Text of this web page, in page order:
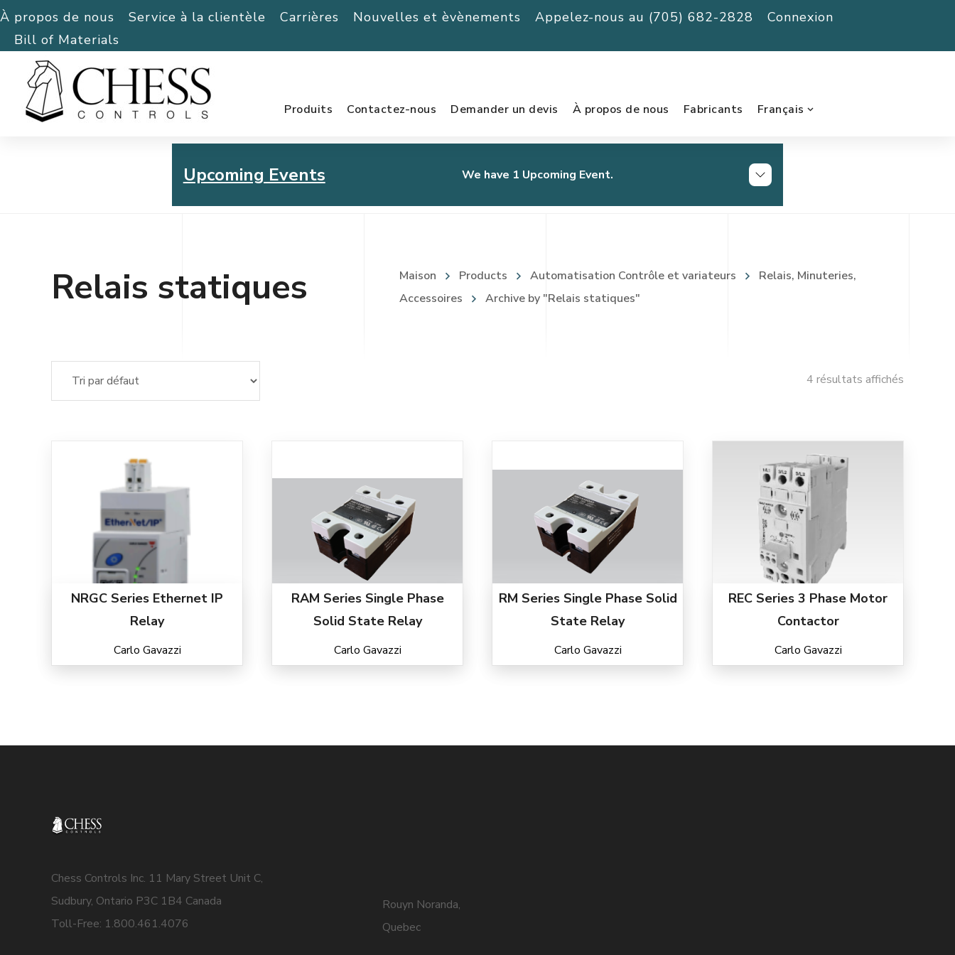
À propos de nous Service à la clientèle Carrières Nouvelles et èvènements Appelez-nous au (705) 682-2828
Connexion
Bill of Materials
Produits Contactez-nous Demander un devis À propos de nous Fabricants Français
Upcoming Events We have 1 Upcoming Event.
Chess Controls Golf Tournament
Relais statiques Maison Products Automatisation Contrôle et variateurs
Relais, Minuteries,
Accessoires
Archive by "Relais statiques"
4 résultats affichés
NRGC Series Ethernet IP
Relay
Carlo Gavazzi
RAM Series Single Phase
Solid State Relay
Carlo Gavazzi
RM Series Single Phase Solid
State Relay
Carlo Gavazzi
REC Series 3 Phase Motor
Contactor
Carlo Gavazzi
Chess Controls Inc. 11 Mary Street Unit C,
Sudbury, Ontario P3C 1B4 Canada
Toll-Free: 1.800.461.4076
Rouyn Noranda,
Quebec